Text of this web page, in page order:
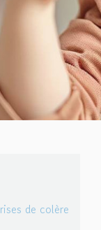
de colère